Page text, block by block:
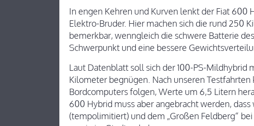
In engen Kehren und Kurven lenkt der Fiat 600
Elektro-Bruder. Hier machen sich die rund 250
bemerkbar, wenngleich die schwere Batterie
Schwerpunkt und eine bessere
Laut Datenblatt soll sich der 100-PS-Mildhybrid
Kilometer begnügen. Nach unseren
Bordcomputers folgen, Werte um 6,5 Litern
600 Hybrid muss aber angebracht werden,
(tempolimitiert) und dem „Großen Feldberg“